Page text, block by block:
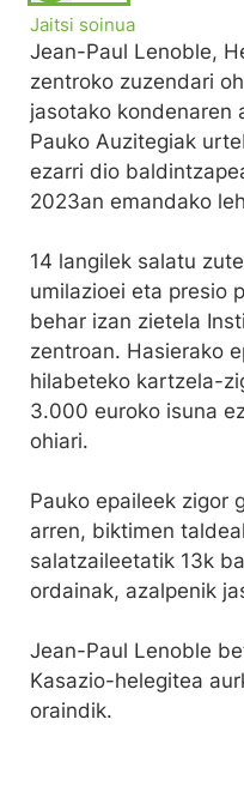
Jaitsi soinua
Jean-Paul Lenoble,
zentroko zuzendari
jasotako kondenaren
Pauko Auzitegiak
ezarri dio
2023an emandako
14 langilek salatu
umilazioei eta presio
behar izan zietela
zentroan. Hasierako
hilabeteko kartzela-
3.000 euroko isuna
ohiari.
Pauko epaileek zigor
arren, biktimen
salatzaileetatik 13k
ordainak, azalpenik
Jean-Paul Lenoble
Kasazio-helegitea
oraindik.